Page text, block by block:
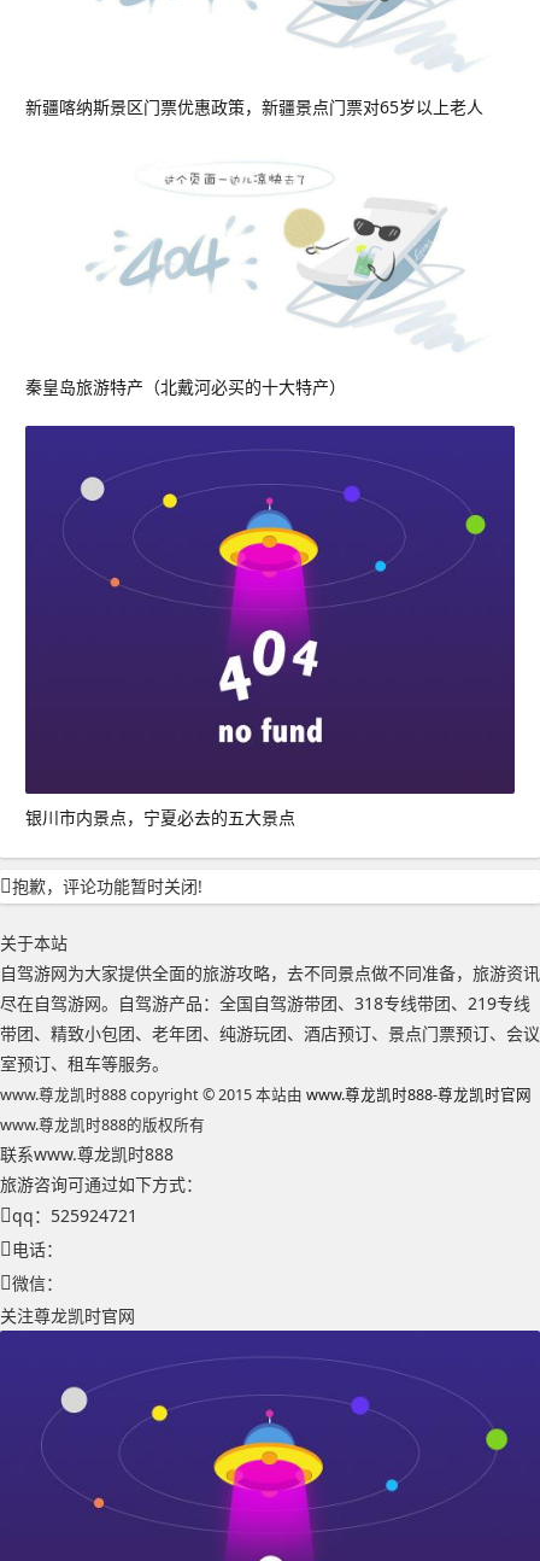
新疆喀纳斯景区门票优惠政策，新疆景点门票对65岁以上老人
秦皇岛旅游特产（北戴河必买的十大特产）
银川市内景点，宁夏必去的五大景点
抱歉，评论功能暂时关闭!
关于本站
自驾游网为大家提供全面的旅游攻略，去不同景点做不同准备，旅游资讯
尽在自驾游网。自驾游产品：全国自驾游带团、318专线带团、219专线
带团、精致小包团、老年团、纯游玩团、酒店预订、景点门票预订、会议
室预订、租车等服务。
www.尊龙凯时888 copyright © 2015 本站由 www.尊龙凯时888-尊龙凯时官网
www.尊龙凯时888的版权所有
联系www.尊龙凯时888
旅游咨询可通过如下方式：
qq：525924721
电话：
微信：
关注尊龙凯时官网